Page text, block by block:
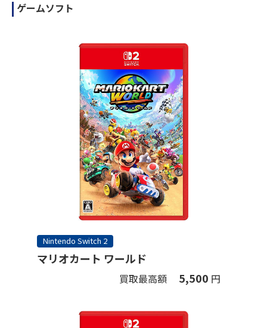
ゲームソフト
Nintendo Switch 2
マリオカート ワールド
買取最高額 5,500 円